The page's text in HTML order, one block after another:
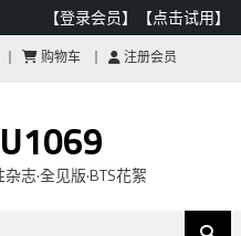
【登录会员】 【点击试用】
购物车 注册会员
志·全见版·BTS花絮